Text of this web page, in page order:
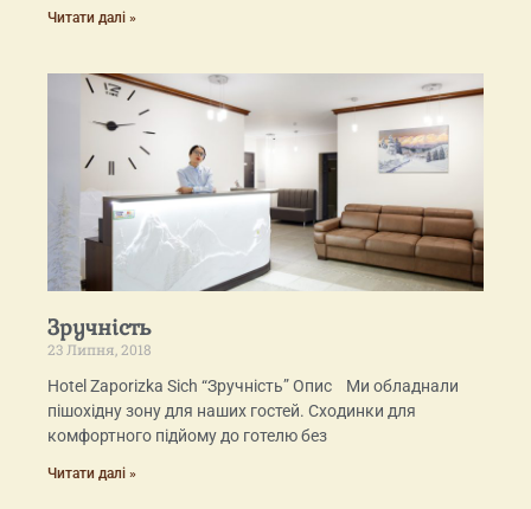
Читати далі »
Зручність
23 Липня, 2018
Hotel Zaporizka Sich “Зручність” Опис Ми обладнали
пішохідну зону для наших гостей. Сходинки для
комфортного підйому до готелю без
Читати далі »